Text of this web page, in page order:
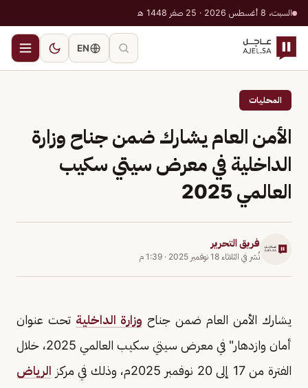
السبت، 8 أغسطس 2026 · 25 صفر 1448 هـ
EN
المحليات
الأمن العام يشارك ضمن جناح وزارة
الداخلية في معرض سيتي سكيب
العالمي 2025
فريق التحرير
نُشر في الثلاثاء 18 نوفمبر 2025 · 1:39 م
يشارك الأمن العام ضمن جناح وزارة الداخلية تحت عنوان
أمان وازدهار" في معرض سيتي سكيب العالمي 2025، خلال
الفترة من 17 إلى 20 نوفمبر 2025م، وذلك في مركز
الرياض